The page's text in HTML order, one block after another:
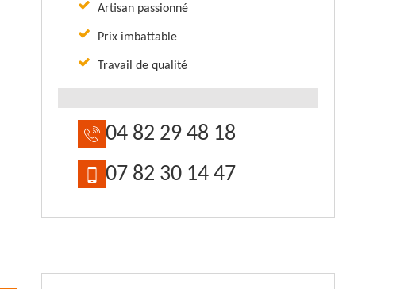
Artisan passionné
Prix imbattable
Travail de qualité
04 82 29 48 18
07 82 30 14 47